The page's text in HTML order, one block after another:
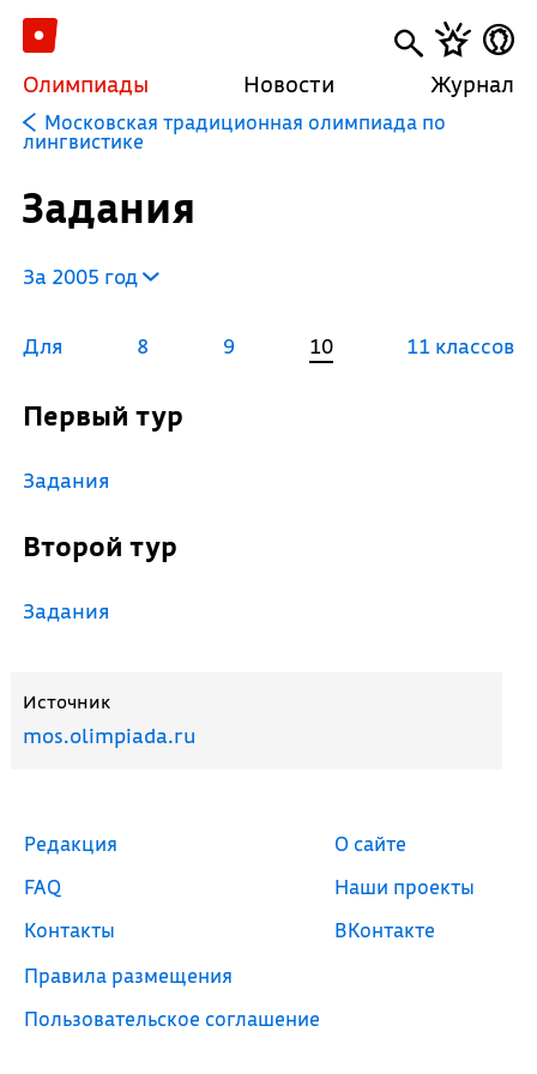
Олимпиады Новости Журнал
Московская традиционная олимпиада по
лингвистике
Задания
За 2005 год
Для 8 9 10 11 классов
Первый тур
Задания
Второй тур
Задания
Источник
mos.olimpiada.ru
Редакция
FAQ
Контакты
Правила размещения
Пользовательское соглашение
О сайте
Наши проекты
ВКонтакте